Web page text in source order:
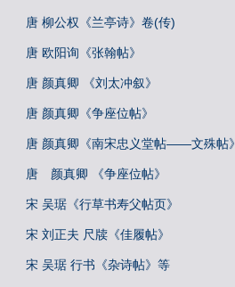
唐 柳公权《兰亭诗》卷(传)
唐 欧阳询《张翰帖》
唐 颜真卿 《刘太冲叙》
唐 颜真卿《争座位帖》
唐 颜真卿《南宋忠义堂帖——文殊帖》
唐 颜真卿 《争座位帖》
宋 吴琚《行草书寿父帖页》
宋 刘正夫 尺牍《佳履帖》
宋 吴琚 行书《杂诗帖》等